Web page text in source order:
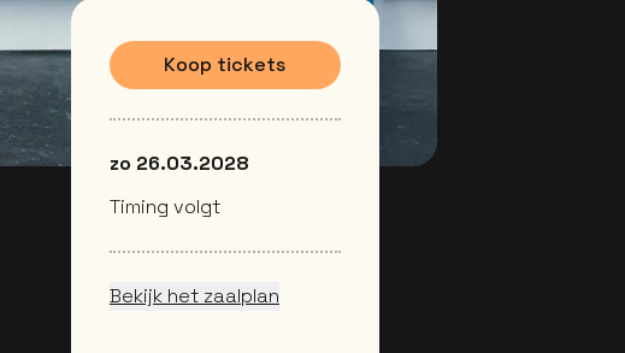
Koop tickets
zo 26.03.2028
Timing volgt
Bekijk het zaalplan